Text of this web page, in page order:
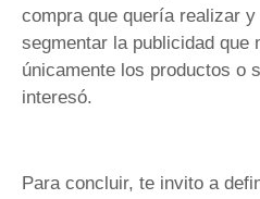
compra que quería realizar
segmentar la publicidad que
únicamente los productos o
interesó.
Para concluir, te invito a